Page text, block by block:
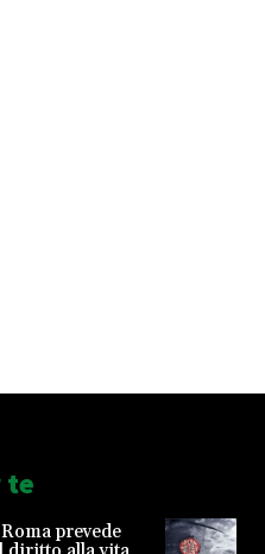
te
prevede